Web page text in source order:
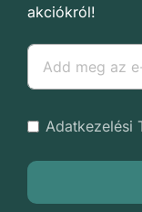
akciókról!
Adatkezelési